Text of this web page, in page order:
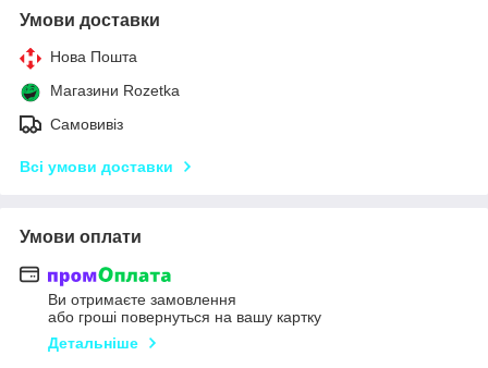
Умови доставки
Нова Пошта
Магазини Rozetka
Самовивіз
Всі умови доставки
Умови оплати
Ви отримаєте замовлення
або гроші повернуться на вашу картку
Детальніше